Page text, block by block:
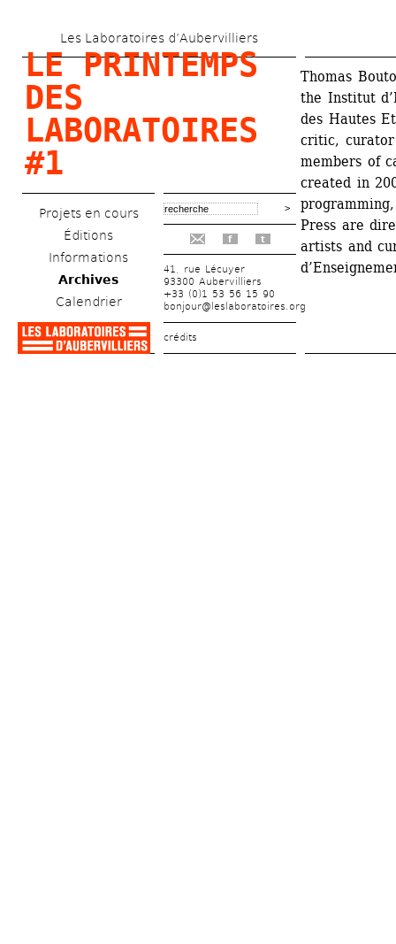
au
contenu
Les Laboratoires d’Aubervilliers
LE PRINTEMPS
DES
LABORATOIRES
#1
Projets en cours
Éditions
Informations
Archives
Calendrier
f t
41, rue Lécuyer
93300 Aubervilliers
+33 (0)1 53 56 15 90
bonjour@leslaboratoires.org
crédits
Thomas
the Institut
des Hautes
critic, curator
members of
created in
Press are
artists and